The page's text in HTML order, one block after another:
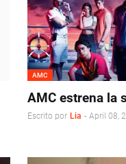
AMC
AMC estrena la
Escrito por Lia - April 08,